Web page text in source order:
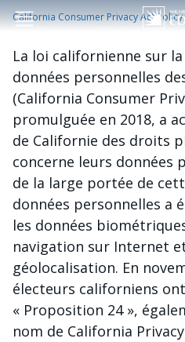
Skip to main content
California Consumer Privacy Act Policy
La loi californienne sur
données personnelles
(California Consumer
promulguée en 2018, a
de Californie des droits
concerne leurs données
de la large portée de
données personnelles a
les données
navigation sur Internet
géolocalisation. En
électeurs californiens
« Proposition 24 »,
nom de California Privacy